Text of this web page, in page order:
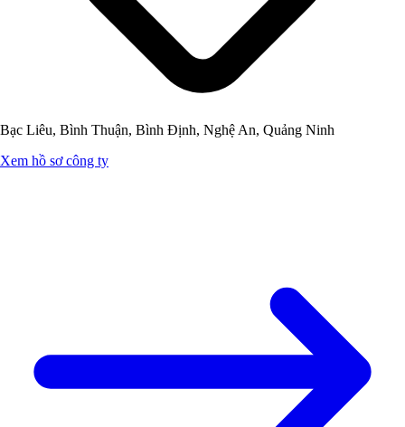
Bạc Liêu, Bình Thuận, Bình Định, Nghệ An, Quảng Ninh
Xem hồ sơ công ty